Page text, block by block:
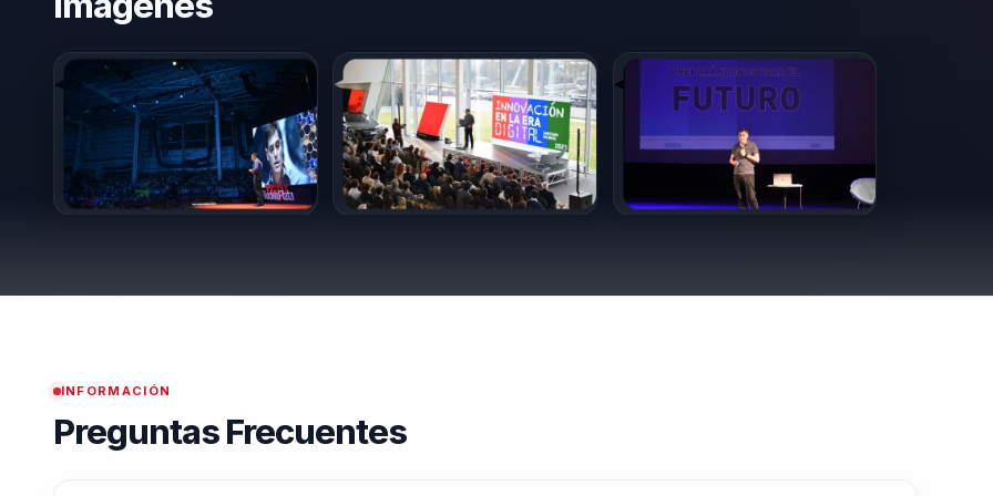
innovación en el ámbito de la inteligencia artificial y la tecnología. Su capacidad para inspirar y liderar el cambio
enfoque en la preparación para el futuro y su habilidad para anticipar tendencias tecnológicas aseguran que
audiencias estén siempre un paso adelante.
INFORMACIÓN
Preguntas Frecuentes